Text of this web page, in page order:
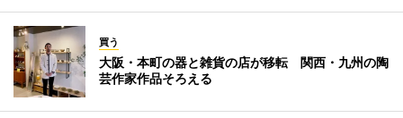
買う
大阪・本町の器と雑貨の店が移転 関西・九州の陶
芸作家作品そろえる